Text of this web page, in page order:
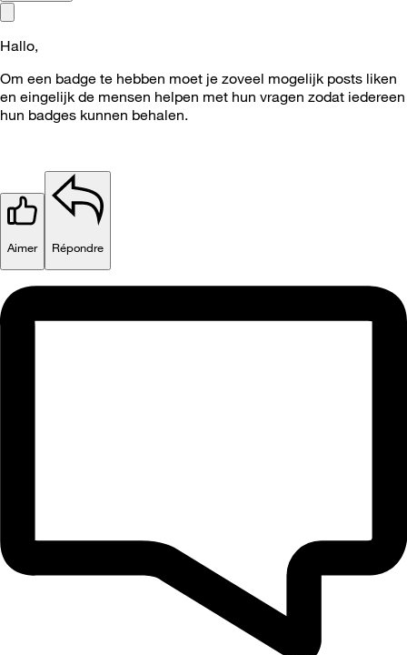
Hallo,
Om een badge te hebben moet je zoveel mogelijk posts liken
en eingelijk de mensen helpen met hun vragen zodat iedereen
hun badges kunnen behalen.
Aimer Répondre